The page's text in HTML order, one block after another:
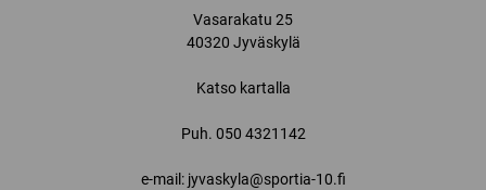
Vasarakatu 25
40320 Jyväskylä
Katso kartalla
Puh. 050 4321142
e-mail: jyvaskyla@sportia-10.fi